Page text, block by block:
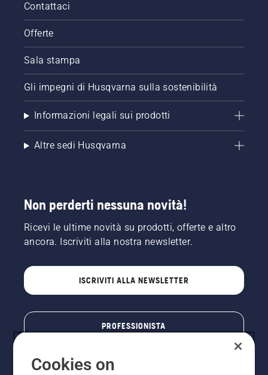
Contattaci
Offerte
Sala stampa
Gli impegni di Husqvarna sulla sostenibilità
Informazioni legali sui prodotti
Altre sedi Husqvarna
Non perderti nessuna novità!
Ricevi le ultime novità su prodotti, offerte e altro
ancora. Iscriviti alla nostra newsletter.
ISCRIVITI ALLA NEWSLETTER
PROFESSIONISTA
Cookies on